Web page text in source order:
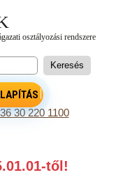
30 220 1100
től!